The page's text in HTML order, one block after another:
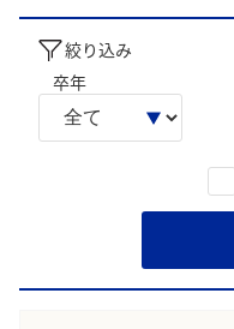
絞り込み
卒年